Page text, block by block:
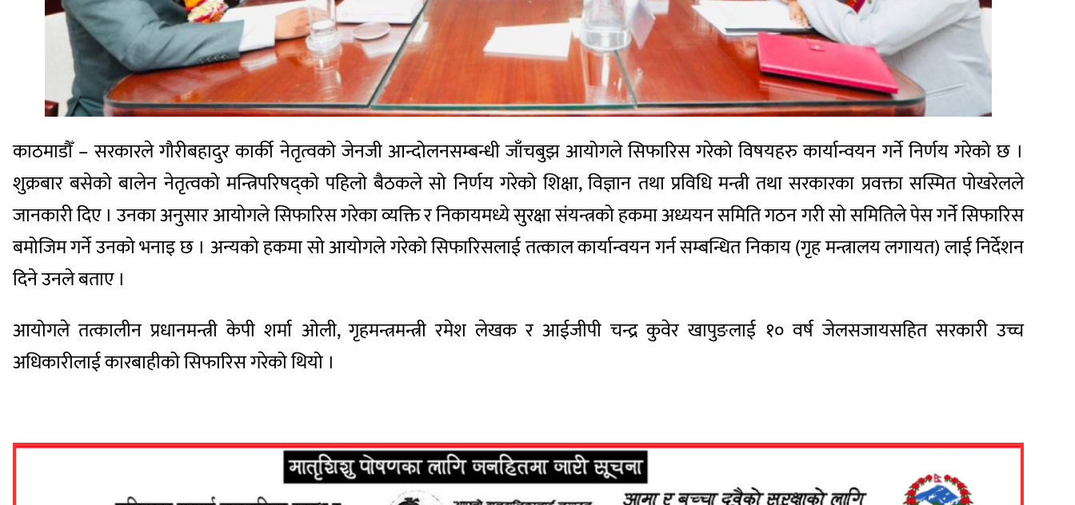
काठमाडौँ – सरकारले गौरीबहादुर कार्की नेतृत्वको जेनजी आन्दोलनसम्बन्धी जाँचबुझ आयोगले सिफारिस गरेको विषयहरु कार्यान्वयन गर्ने निर्णय गरेको छ ।
शुक्रबार बसेको बालेन नेतृत्वको मन्त्रिपरिषद्को पहिलो बैठकले सो निर्णय गरेको शिक्षा, विज्ञान तथा प्रविधि मन्त्री तथा सरकारका प्रवक्ता सस्मित पोखरेलले
जानकारी दिए । उनका अनुसार आयोगले सिफारिस गरेका व्यक्ति र निकायमध्ये सुरक्षा संयन्त्रको हकमा अध्ययन समिति गठन गरी सो समितिले पेस गर्ने सिफारिस
बमोजिम गर्ने उनको भनाइ छ । अन्यको हकमा सो आयोगले गरेको सिफारिसलाई तत्काल कार्यान्वयन गर्न सम्बन्धित निकाय (गृह मन्त्रालय लगायत) लाई निर्देशन
दिने उनले बताए ।
आयोगले तत्कालीन प्रधानमन्त्री केपी शर्मा ओली, गृहमन्त्रमन्त्री रमेश लेखक र आईजीपी चन्द्र कुवेर खापुङलाई १० वर्ष जेलसजायसहित सरकारी उच्च
अधिकारीलाई कारबाहीको सिफारिस गरेको थियो ।